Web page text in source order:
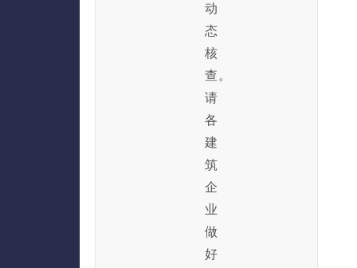
动
态
核
查。
请
各
建
筑
企
业
做
好